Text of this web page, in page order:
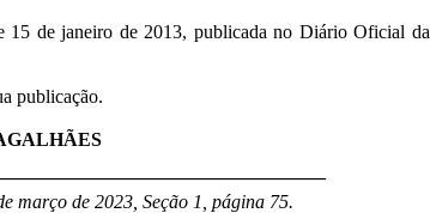
15 de janeiro de 2013, publicada no Diário Oficial da
publicação.
março de 2023, Seção 1, página 75.